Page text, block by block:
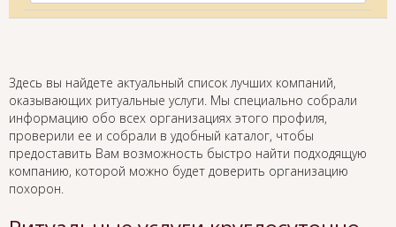
Здесь вы найдете актуальный список лучших компаний,
оказывающих ритуальные услуги. Мы специально собрали
информацию обо всех организациях этого профиля,
проверили ее и собрали в удобный каталог, чтобы
предоставить Вам возможность быстро найти подходящую
компанию, которой можно будет доверить организацию
похорон.